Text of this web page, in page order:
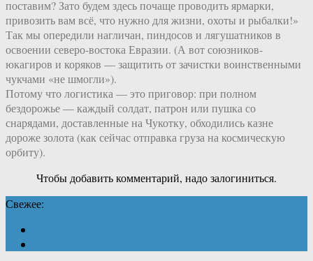
поставим? Зато будем здесь почаще проводить ярмарки,
привозить вам всё, что нужно для жизни, охоты и рыбалки!»
Так мы опередили нагличан, пиндосов и лягушатников в
освоении северо-востока Евразии. (А вот союзников-
юкагиров и коряков — защитить от зачистки воинственными
чукчами «не шмогли»).
Потому что логистика — это приговор: при полном
бездорожье — каждый солдат, патрон или пушка со
снарядами, доставленные на Чукотку, обходились казне
дороже золота (как сейчас отправка груза на космическую
орбиту).
Чтобы добавить комментарий, надо залогиниться.
Свежее: